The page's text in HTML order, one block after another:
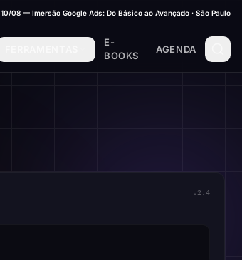
10/08 — Imersão Google Ads: Do Básico ao Avançado · São Paulo
E-
BOOKS
AGENDA
v2.4